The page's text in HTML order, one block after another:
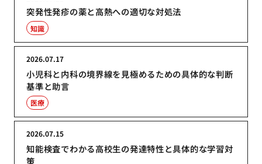
突発性発疹の薬と高熱への適切な対処法
知識
小児科と内科の境界線を見極めるための具体的な判断
基準と助言
2026.07.17
医療
知能検査でわかる高校生の発達特性と具体的な学習対
策
2026.07.15